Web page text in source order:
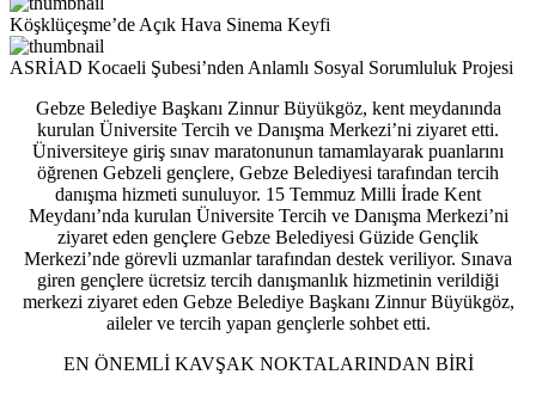
Köşklüçeşme’de Açık Hava Sinema Keyfi
ASRİAD Kocaeli Şubesi’nden Anlamlı Sosyal Sorumluluk Projesi
Gebze Belediye Başkanı Zinnur Büyükgöz, kent meydanında
kurulan Üniversite Tercih ve Danışma Merkezi’ni ziyaret etti.
Üniversiteye giriş sınav maratonunun tamamlayarak puanlarını
öğrenen Gebzeli gençlere, Gebze Belediyesi tarafından tercih
danışma hizmeti sunuluyor. 15 Temmuz Milli İrade Kent
Meydanı’nda kurulan Üniversite Tercih ve Danışma Merkezi’ni
ziyaret eden gençlere Gebze Belediyesi Güzide Gençlik
Merkezi’nde görevli uzmanlar tarafından destek veriliyor. Sınava
giren gençlere ücretsiz tercih danışmanlık hizmetinin verildiği
merkezi ziyaret eden Gebze Belediye Başkanı Zinnur Büyükgöz,
aileler ve tercih yapan gençlerle sohbet etti.
EN ÖNEMLİ KAVŞAK NOKTALARINDAN BİRİ